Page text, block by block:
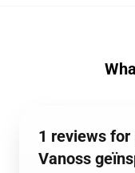
1 reviews
Vanoss